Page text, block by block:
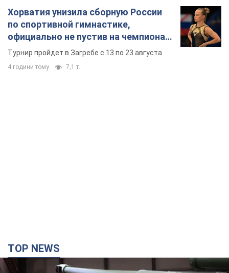
Хорватия унизила сборную России
по спортивной гимнастике,
официально не пустив на чемпионат
Европы основных спортсменов
Турнир пройдет в Загребе с 13 по 23 августа
4 години тому 7,1 т.
TOP NEWS